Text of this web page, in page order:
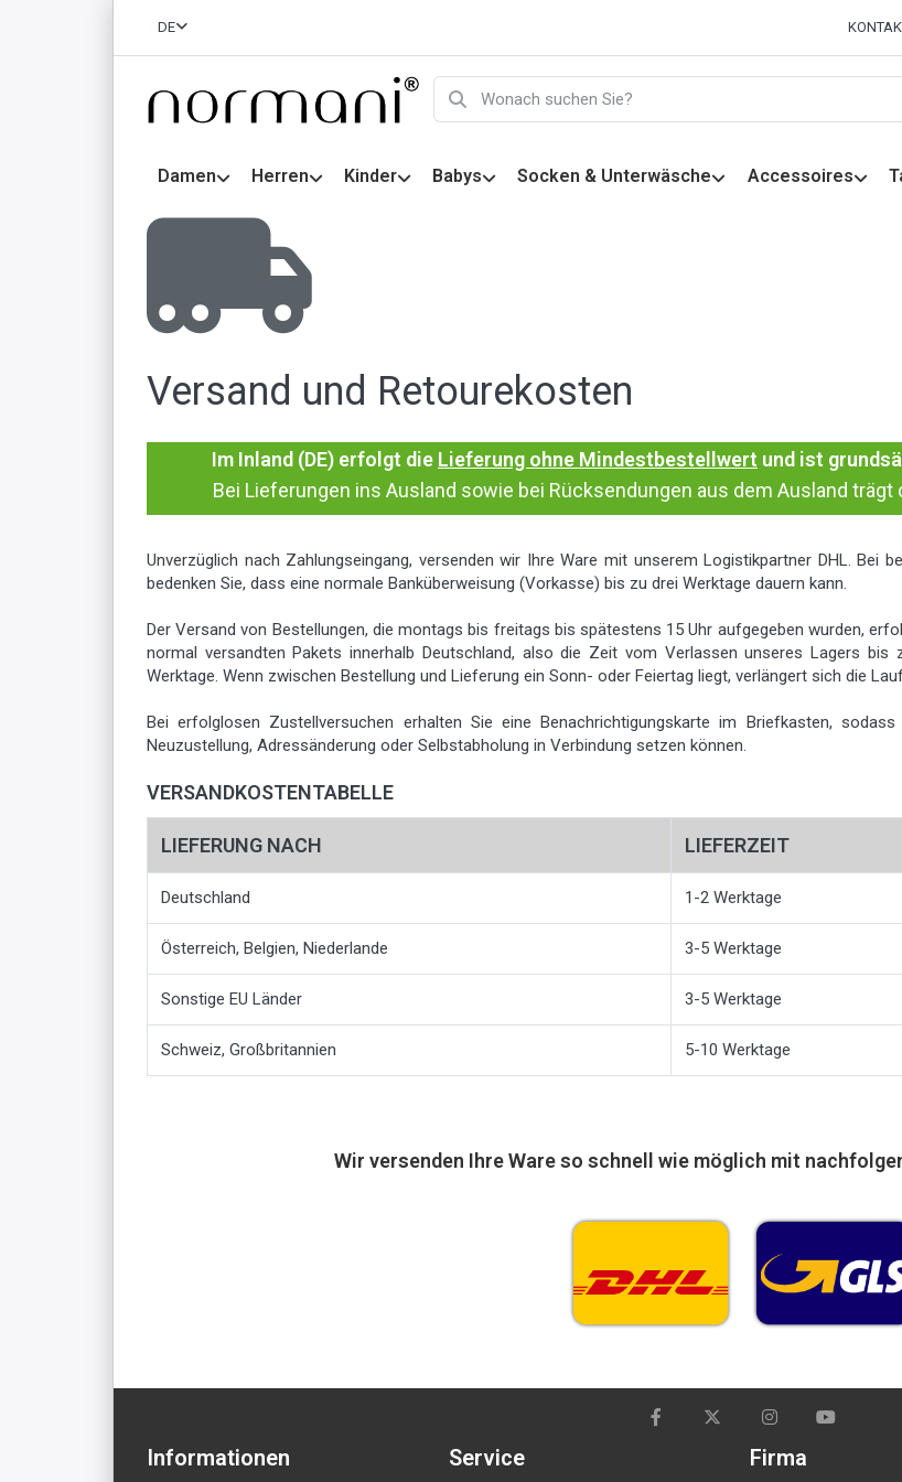
DE
Damen Herren Kinder Babys Socken & Unterwäsche Accessoires
Versand und Retourekosten
Im Inland (DE) erfolgt die Lieferung ohne Mindestbestellwert und ist
Bei Lieferungen ins Ausland sowie bei Rücksendungen aus dem Ausland
Unverzüglich nach Zahlungseingang, versenden wir Ihre Ware mit unserem Logistikpartner DHL. Bei
bedenken Sie, dass eine normale Banküberweisung (Vorkasse) bis zu drei Werktage dauern kann.
Der Versand von Bestellungen, die montags bis freitags bis spätestens 15 Uhr aufgegeben wurden,
normal versandten Pakets innerhalb Deutschland, also die Zeit vom Verlassen unseres Lagers
Werktage. Wenn zwischen Bestellung und Lieferung ein Sonn- oder Feiertag liegt, verlängert sich die
Bei erfolglosen Zustellversuchen erhalten Sie eine Benachrichtigungskarte im Briefkasten,
Neuzustellung, Adressänderung oder Selbstabholung in Verbindung setzen können.
VERSANDKOSTENTABELLE
LIEFERUNG NACH LIEFERZEIT
Deutschland 1-2 Werktage
Österreich, Belgien, Niederlande 3-5 Werktage
Sonstige EU Länder 3-5 Werktage
Schweiz, Großbritannien 5-10 Werktage
Wir versenden Ihre Wareso schnell wie möglich mit
Informationen Service Firma